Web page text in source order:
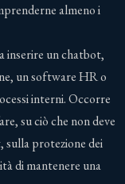
almeno i
inserire un chatbot,
un software HR o
interni. Occorre
su ciò che non deve
sulla protezione dei
di mantenere una